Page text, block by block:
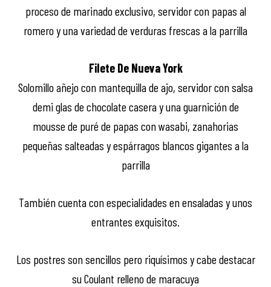
proceso de marinado exclusivo, servidor con papas al
romero y una variedad de verduras frescas a la parrilla
Filete De Nueva York
Solomillo añejo con mantequilla de ajo, servidor con salsa
demi glas de chocolate casera y una guarnición de
mousse de puré de papas con wasabi, zanahorias
pequeñas salteadas y espárragos blancos gigantes a la
parrilla
También cuenta con especialidades en ensaladas y unos
entrantes exquisitos.
Los postres son sencillos pero riquísimos y cabe destacar
su Coulant relleno de maracuya